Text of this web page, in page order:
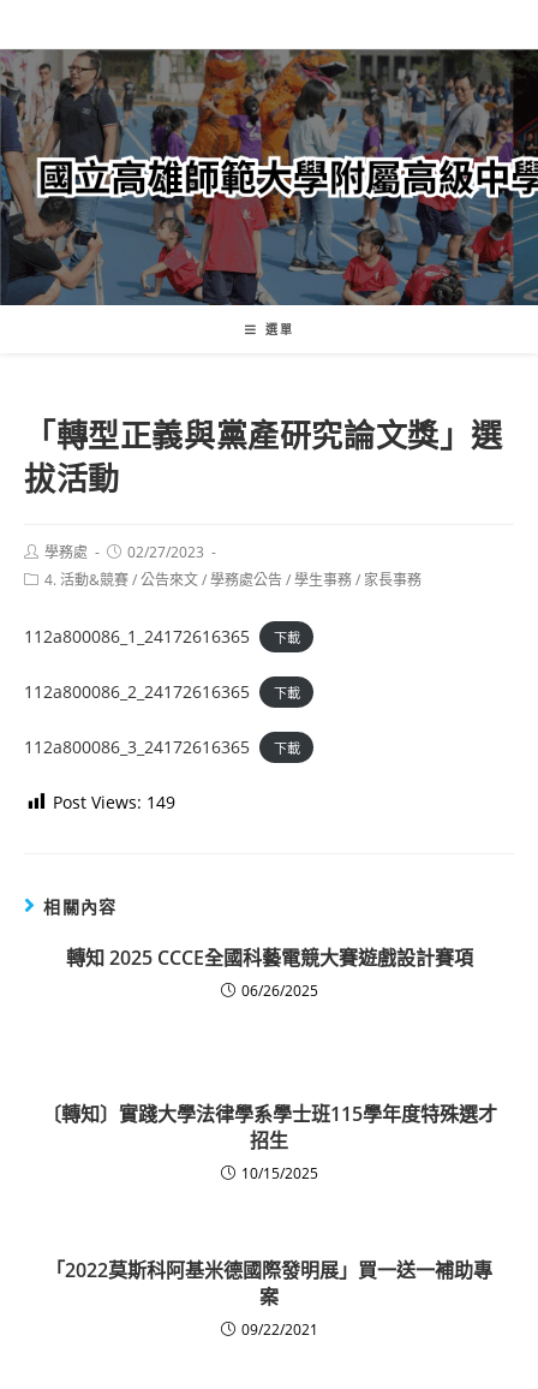
轉
至
主
內
容
選單
「轉型正義與黨產研究論文獎」選
拔活動
Post
author:
學務處
Post
published:
02/27/2023
Post4. 活動&競賽/公告來文/學務處公告/學生事務/ 家長事務
112a800086_1_24172616365 下載
112a800086_2_24172616365 下載
112a800086_3_24172616365 下載
Post Views: 149
相關內容
轉知 2025 CCCE全國科藝電競大賽遊戲設計賽項
06/26/2025
〔轉知〕實踐大學法律學系學士班115學年度特殊選才
招生
10/15/2025
「2022莫斯科阿基米德國際發明展」買一送一補助專
案
09/22/2021